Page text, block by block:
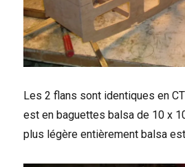
Les 2 flans sont identiques en
est en baguettes balsa de 10 x
plus légère entièrement balsa